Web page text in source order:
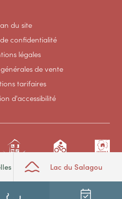
Lac du Salagou
du site
confidentialité
légales
de vente
tarifaires
d'accessibilité